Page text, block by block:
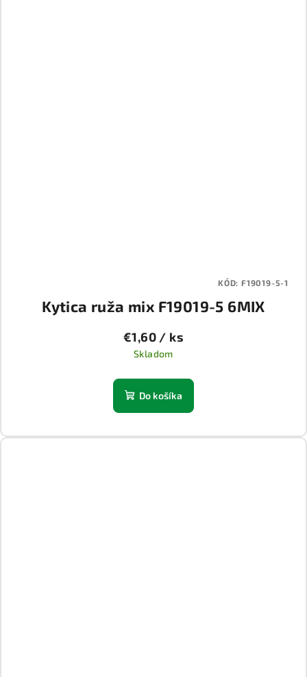
Kytica ruža mix F19019-5 6MIX
€1,60 / ks
Skladom
Do košíka
KÓD: F19019-5-1